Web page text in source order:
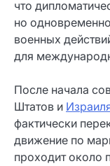
что
но
военных
для
После начала
Штатов и
фактически
движение по
проходит около